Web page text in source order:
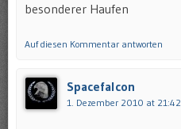
besonderer Haufen
Auf diesen Kommentar antworten
Spacefalcon
1. Dezember 2010 at 21:42